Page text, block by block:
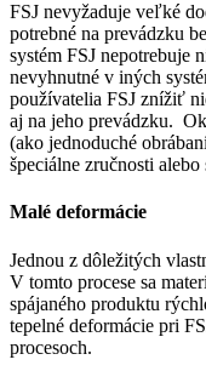
FSJ nevyžaduje veľké
potrebné na prevádzku
systém FSJ nepotrebuje
nevyhnutné v iných
používatelia FSJ znížiť
aj na jeho prevádzku.
(ako jednoduché
špeciálne zručnosti alebo
Malé deformácie
Jednou z dôležitých
V tomto procese sa
spájaného produktu
tepelné deformácie pri
procesoch.